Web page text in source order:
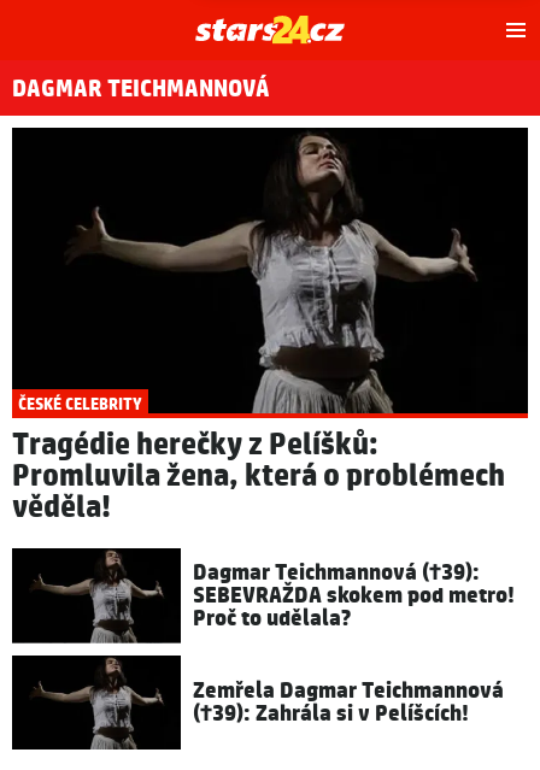
DAGMAR TEICHMANNOVÁ
ČESKÉ CELEBRITY
Tragédie herečky z Pelíšků:
Promluvila žena, která o problémech
věděla!
Dagmar Teichmannová (†39):
SEBEVRAŽDA skokem pod metro!
Proč to udělala?
Zemřela Dagmar Teichmannová
(†39): Zahrála si v Pelíšcích!